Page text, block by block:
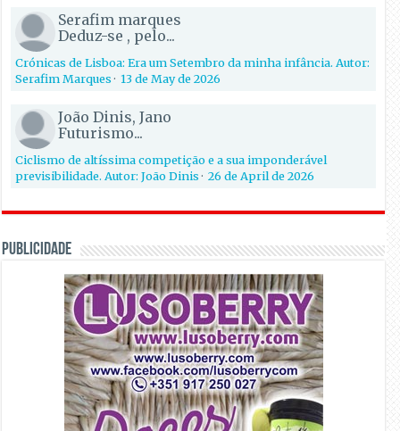
Serafim marques
Deduz-se , pelo...
Crónicas de Lisboa: Era um Setembro da minha infância. Autor:
Serafim Marques·13 de May de 2026
João Dinis, Jano
Futurismo...
Ciclismo de altíssima competição e a sua imponderável
previsibilidade. Autor: João Dinis·26 de April de 2026
PUBLICIDADE